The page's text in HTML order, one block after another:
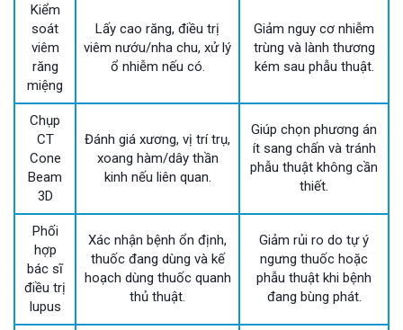
Kiểm
soát
viêm
răng
miệng
Lấy cao răng, điều trị
viêm nướu/nha chu, xử lý
ổ nhiễm nếu có.
Giảm nguy cơ nhiễm
trùng và lành thương
kém sau phẫu thuật.
Chụp
CT
Cone
Beam
3D
Đánh giá xương, vị trí trụ,
xoang hàm/dây thần
kinh nếu liên quan.
Giúp chọn phương án
ít sang chấn và tránh
phẫu thuật không cần
thiết.
Phối
hợp
bác sĩ
điều trị
lupus
Xác nhận bệnh ổn định,
thuốc đang dùng và kế
hoạch dùng thuốc quanh
thủ thuật.
Giảm rủi ro do tự ý
ngưng thuốc hoặc
phẫu thuật khi bệnh
đang bùng phát.